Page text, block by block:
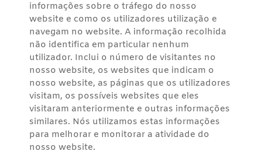
informações sobre o tráfego do nosso
website e como os utilizadores utilização e
navegam no website. A informação recolhida
não identifica em particular nenhum
utilizador. Inclui o número de visitantes no
nosso website, os websites que indicam o
nosso website, as páginas que os utilizadores
visitam, os possíveis websites que eles
visitaram anteriormente e outras informações
similares. Nós utilizamos estas informações
para melhorar e monitorar a atividade do
nosso website.